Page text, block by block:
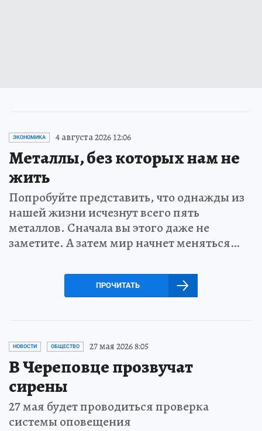
ЭКОНОМИКА 4 августа 2026 12:06
Металлы, без которых нам не
жить
Попробуйте представить, что однажды из
нашей жизни исчезнут всего пять
металлов. Сначала вы этого даже не
заметите. А затем мир начнет меняться…
ПРОЧИТАТЬ
НОВОСТИ ОБЩЕСТВО 27 мая 2026 8:05
В Череповце прозвучат
сирены
27 мая будет проводиться проверка
системы оповещения